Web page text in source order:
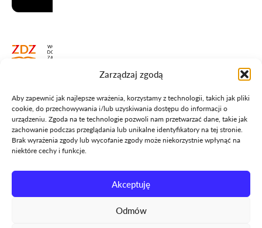
Zarządzaj zgodą
Aby zapewnić jak najlepsze wrażenia, korzystamy z technologii, takich jak pliki
cookie, do przechowywania i/lub uzyskiwania dostępu do informacji o
urządzeniu. Zgoda na te technologie pozwoli nam przetwarzać dane, takie jak
zachowanie podczas przeglądania lub unikalne identyfikatory na tej stronie.
Brak wyrażenia zgody lub wycofanie zgody może niekorzystnie wpłynąć na
niektóre cechy i funkcje.
Akceptuję
Odmów
+48 91 450 12 01
info@wzdz.pl